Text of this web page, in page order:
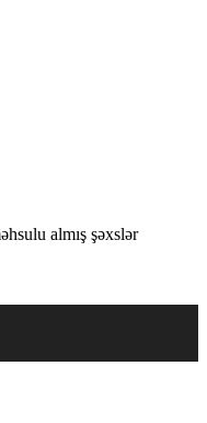
almış şəxslər